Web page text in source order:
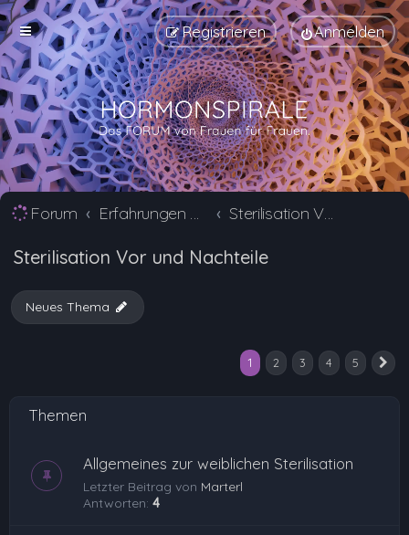
Anmelden
Registrieren
Forum Erfahrungen mit Verhütungsmittel Alternativen Sterilisation Vor und Nachteile
Sterilisation Vor und Nachteile
Neues Thema
1 2 3 4 5
Themen
Allgemeines zur weiblichen Sterilisation
Letzter Beitrag von Marterl
Antworten: 4